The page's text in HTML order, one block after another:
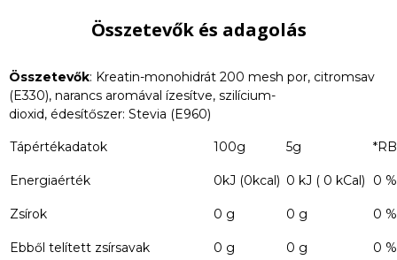
Összetevők és adagolás
Összetevők: Kreatin-monohidrát 200 mesh por, citromsav
(E330), narancs aromával ízesítve, szilícium-
dioxid, édesítőszer: Stevia (E960)
Tápértékadatok 100g 5g
Energiaérték 0kJ (0kcal) 0 kJ ( 0 kCal) 0 %
Zsírok 0 g 0 g 0 %
Ebből telített zsírsavak 0 g 0 g 0 %